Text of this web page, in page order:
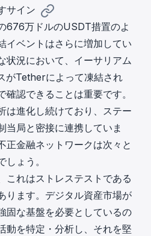
サイン
676万ドルのUSDT措置のよ
イベントはさらに増加してい
状況において、 イーサリアム
がTetherによって凍結され
確認できることは重要です。
は進化し続けており、ステー
当局と密接に連携していま
正金融ネットワークは次々と
ょう。
これはストレステストである
ります。デジタル資産市場が
固な基盤を必要としているの
動を特定・分析し、それを堅